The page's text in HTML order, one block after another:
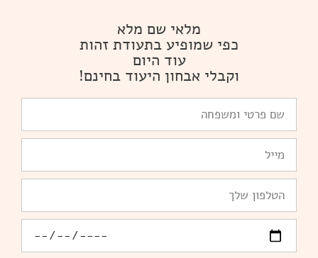
מלאי שם מלא
כפי שמופיע בתעודת זהות
עוד היום
וקבלי אבחון היעוד בחינם!
פרטי
ומשפחה